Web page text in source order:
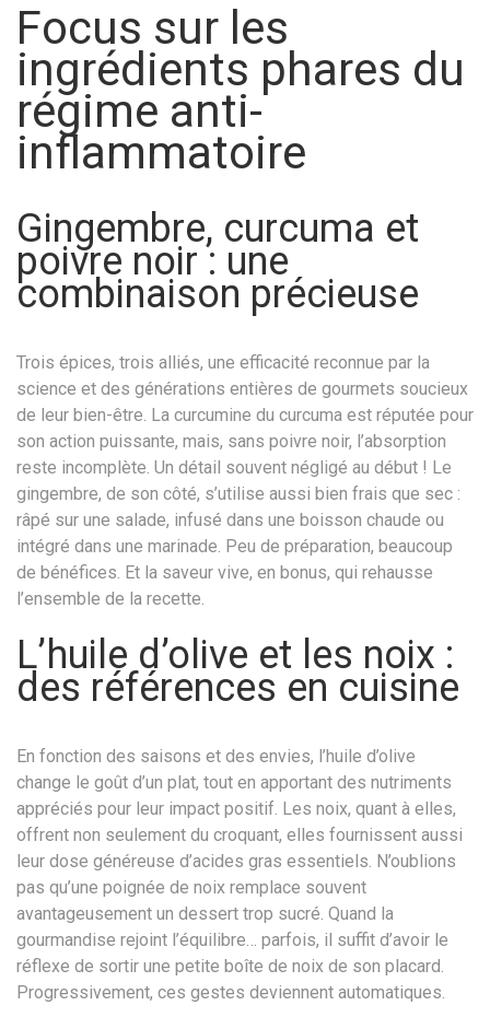
Focus sur les
ingrédients phares du
régime anti-
inflammatoire
Gingembre, curcuma et
poivre noir : une
combinaison précieuse
Trois épices, trois alliés, une efficacité reconnue par la
science et des générations entières de gourmets soucieux
de leur bien-être. La curcumine du curcuma est réputée pour
son action puissante, mais, sans poivre noir, l’absorption
reste incomplète. Un détail souvent négligé au début ! Le
gingembre, de son côté, s’utilise aussi bien frais que sec :
râpé sur une salade, infusé dans une boisson chaude ou
intégré dans une marinade. Peu de préparation, beaucoup
de bénéfices. Et la saveur vive, en bonus, qui rehausse
l’ensemble de la recette.
L’huile d’olive et les noix :
des références en cuisine
En fonction des saisons et des envies, l’huile d’olive
change le goût d’un plat, tout en apportant des nutriments
appréciés pour leur impact positif. Les noix, quant à elles,
offrent non seulement du croquant, elles fournissent aussi
leur dose généreuse d’acides gras essentiels. N’oublions
pas qu’une poignée de noix remplace souvent
avantageusement un dessert trop sucré. Quand la
gourmandise rejoint l’équilibre… parfois, il suffit d’avoir le
réflexe de sortir une petite boîte de noix de son placard.
Progressivement, ces gestes deviennent automatiques.